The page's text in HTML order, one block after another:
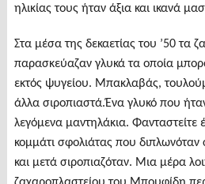
ηλικίας τους ήταν άξια και ικανά
Στα μέσα της δεκαετίας του ’50 τα
παρασκεύαζαν γλυκά τα οποία
εκτός ψυγείου. Μπακλαβάς,
άλλα σιροπιαστά.Ένα γλυκό που
λεγόμενα μαντηλάκια. Φανταστείτε
κομμάτι σφολιάτας που
και μετά σιροπιαζόταν. Μια μέρα